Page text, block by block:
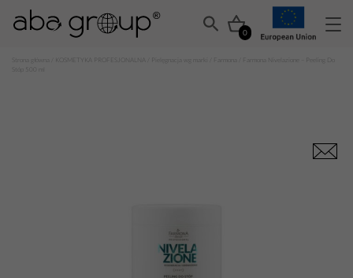
0
KOSMETYKA PROFESJONALNA Pielęgnacja wg marki
/ Farmona Nivelazione – Peeling Do